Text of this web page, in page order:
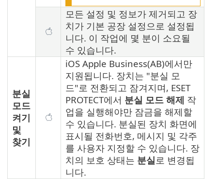
모든 설정 및 정보가 제거되고 장
치가 기본 공장 설정으로 설정됩
니다. 이 작업에 몇 분이 소요될
수 있습니다.
분실
모드
켜기
및
찾기
iOS Apple Business(AB)에서만
지원됩니다. 장치는 "분실 모
드"로 전환되고 잠겨지며, ESET
PROTECT에서 분실 모드 해제 작
업을 실행해야만 잠금을 해제할
수 있습니다. 분실된 장치 화면에
표시될 전화번호, 메시지 및 각주
를 사용자 지정할 수 있습니다. 장
치의 보호 상태는 분실로 변경됩
니다.